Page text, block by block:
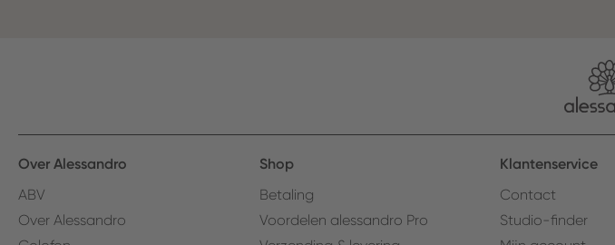
Over Alessandro
ABV
Over Alessandro
Shop
Betaling
Voordelen alessandro Pro
Klantenservice
Contact
Studio-finder